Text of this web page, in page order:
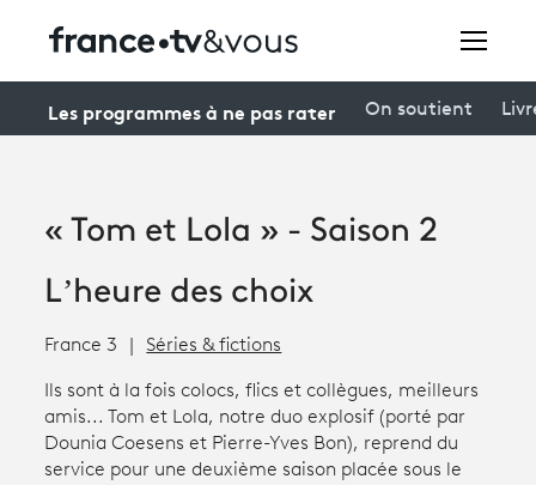
Creators
À la une
Participer et assister à une émission
À votre écoute
Productions et innovation
Les programmes à ne pas rater On soutient
« Tom et Lola » - Saison 2
L’heure des choix
France 3 Séries & fictions
Ils sont à la fois colocs, flics et collègues, meilleurs
amis... Tom et Lola, notre duo explosif (porté par
Dounia Coesens et Pierre-Yves Bon), reprend du
service pour une deuxième saison placée sous le